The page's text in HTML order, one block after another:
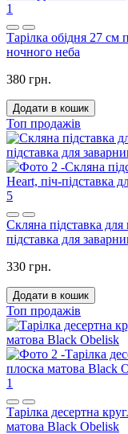
1
Тарілка обідня 27 см
ночного неба
380 грн.
Додати в кошик
Топ продажів
5
Скляна підставка для
підставка для
330 грн.
Додати в кошик
Топ продажів
1
Тарілка десертна
матова Black Obelisk